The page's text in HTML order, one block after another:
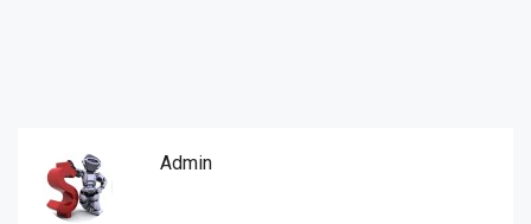
Admin